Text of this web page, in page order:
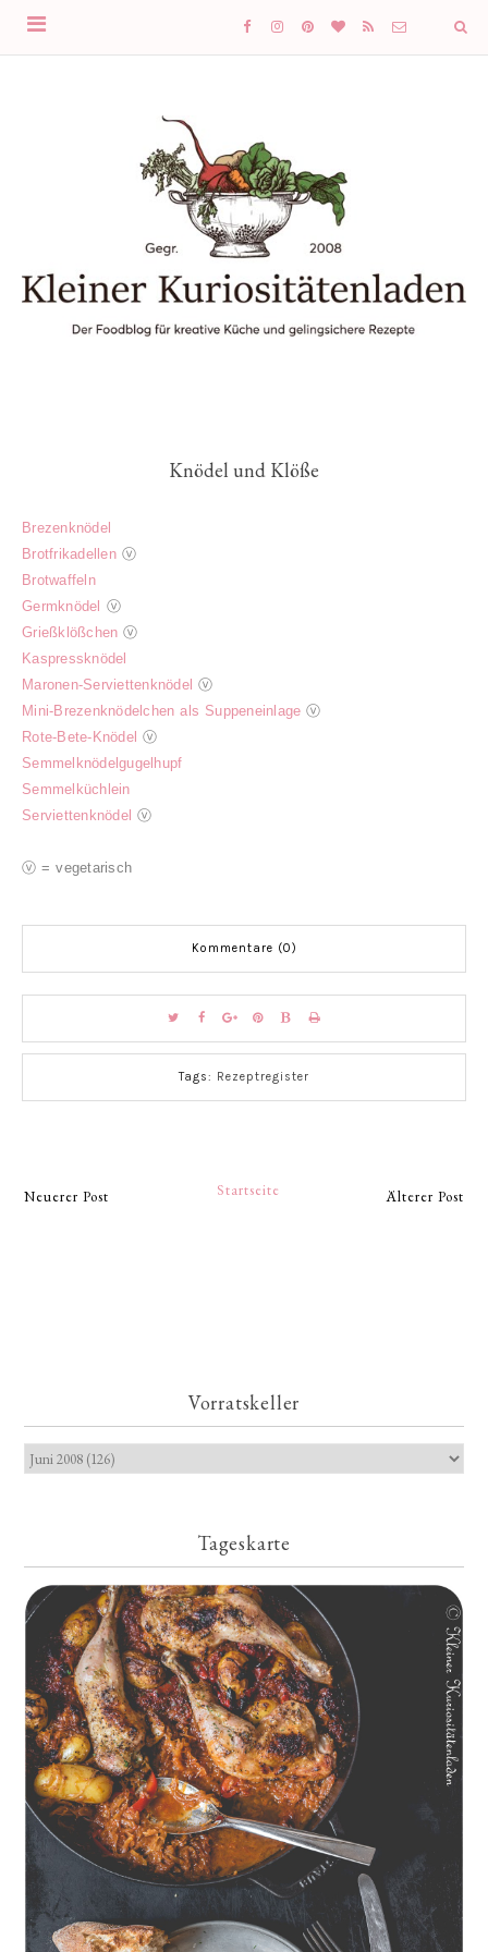
Knödel und Klöße
Brezenknödel
Brotfrikadellen ⓥ
Brotwaffeln
Germknödel ⓥ
Grießklößchen ⓥ
Kaspressknödel
Maronen-Serviettenknödel ⓥ
Mini-Brezenknödelchen als Suppeneinlage ⓥ
Rote-Bete-Knödel ⓥ
Semmelknödelgugelhupf
Semmelküchlein
Serviettenknödel ⓥ
ⓥ = vegetarisch
Kommentare (0)
Tags: Rezeptregister
Neuerer Post Älterer Post
Startseite
Vorratskeller
Tageskarte
Geschmorte Hähnchenschenkel auf Paprikakraut und kleinen
Kartoffeln